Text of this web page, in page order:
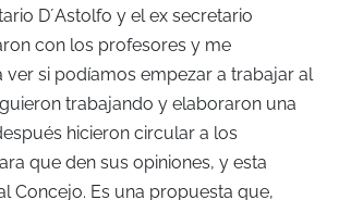
D´Astolfo y el ex secretario
con los profesores y me
si podíamos empezar a trabajar al
trabajando y elaboraron una
hicieron circular a los
que den sus opiniones, y esta
Concejo. Es una propuesta que,